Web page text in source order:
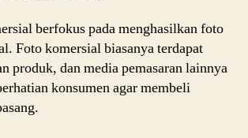
berfokus pada menghasilkan foto
Foto komersial biasanya terdapat
produk, dan media pemasaran lainnya
konsumen agar membeli